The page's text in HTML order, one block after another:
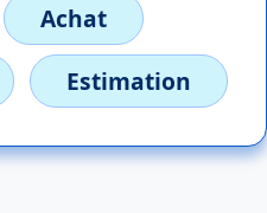
Achat
Estimation